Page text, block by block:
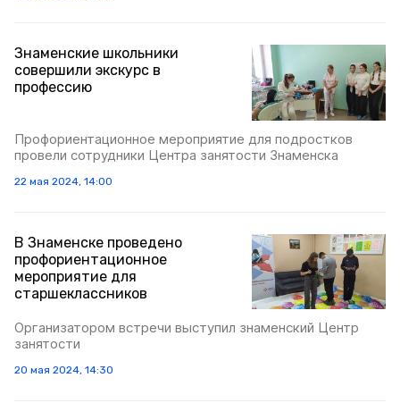
Знаменские школьники
совершили экскурс в
профессию
Профориентационное мероприятие для подростков
провели сотрудники Центра занятости Знаменска
22 мая 2024, 14:00
В Знаменске проведено
профориентационное
мероприятие для
старшеклассников
Организатором встречи выступил знаменский Центр
занятости
20 мая 2024, 14:30